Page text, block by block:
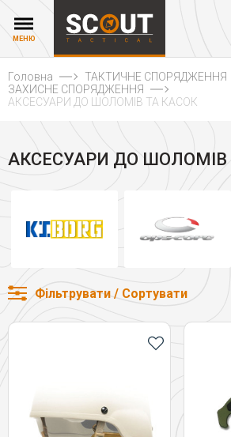
МЕНЮ
Головна
ТАКТИЧНЕ СПОРЯДЖЕННЯ
ЗАХИСНЕ СПОРЯДЖЕННЯ
АКСЕСУАРИ ДО ШОЛОМІВ ТА КАСОК
АКСЕСУАРИ ДО ШОЛОМІВ
Фільтрувати / Сортувати